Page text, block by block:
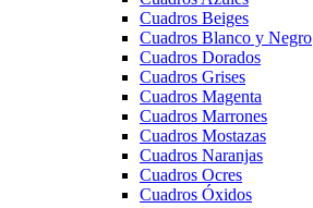
Cuadros Beiges
Cuadros Blanco y Negro
Cuadros Dorados
Cuadros Grises
Cuadros Magenta
Cuadros Marrones
Cuadros Mostazas
Cuadros Naranjas
Cuadros Ocres
Cuadros Óxidos